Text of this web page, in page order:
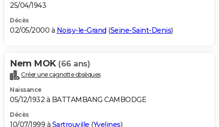
25/04/1943
Décès
02/05/2000 à Noisy-le-Grand (Seine-Saint-Denis)
Nem MOK (66 ans)
Créer une cagnotte obsèques
Naissance
05/12/1932 à BATTAMBANG CAMBODGE
Décès
10/07/1999 à Sartrouville (Yvelines)